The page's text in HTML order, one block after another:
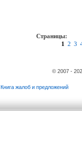
Страницы:
1 2 3
© 2007 -
Книга жалоб и предложений